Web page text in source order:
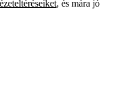
, és mára jó